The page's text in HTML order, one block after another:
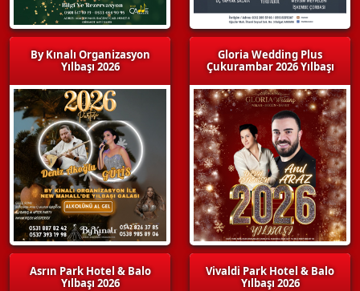
By Kınalı Organizasyon
Yılbaşı 2026
Asrın Park Hotel & Balo
Yılbaşı 2026
Gloria Wedding Plus
Çukurambar 2026 Yılbaşı
Vivaldi Park Hotel & Balo
Yılbaşı 2026